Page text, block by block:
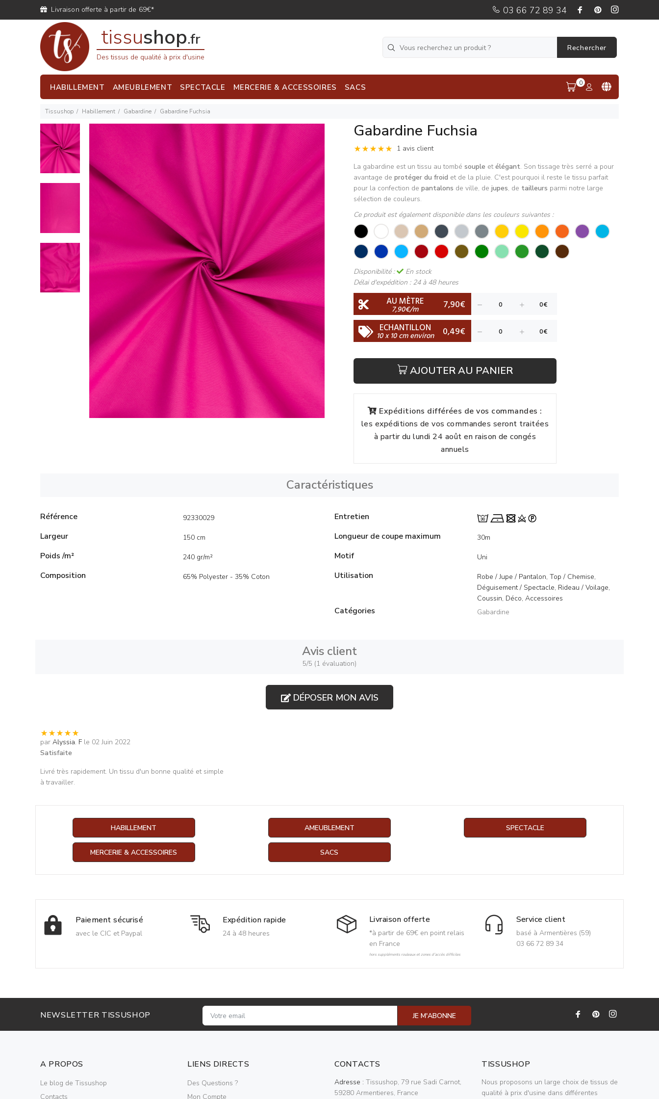
Livraison offerte à partir de 69€* 03 66 72 89 34
tissushop.fr
Des tissus de qualité à prix d'usine
Rechercher
HABILLEMENT AMEUBLEMENT SPECTACLE MERCERIE & ACCESSOIRES SACS 0
Tissushop Habillement Gabardine Gabardine Fuchsia
Gabardine Fuchsia
1 avis client
La gabardine est un tissu au tombé souple etélégant. Son tissage très serré a pour
avantage de protéger du froid et de la pluie. C'est pourquoi il reste le tissu parfait
pour la confection de pantalons de ville, de jupes, de tailleurs parmi notre large
sélection de couleurs.
Ce produit est également disponible dans les couleurs suivantes :
Disponibilité :
En stock
Délai d'expédition : 24 à 48 heures
AU MÈTRE
7,90€/m 7,90€
ECHANTILLON
10 x 10 cm environ 0,49€
AJOUTER AU PANIER
Expéditions différées de vos commandes :
les expéditions de vos commandes seront traitées
à partir du lundi 24 août en raison de congés
annuels
Caractéristiques
Référence 92330029
Largeur 150 cm
Poids /m² 240 gr/m²
Composition 65% Polyester - 35% Coton
Entretien
Longueur de coupe maximum
30m
Motif Uni
Utilisation
Robe / Jupe / Pantalon, Top / Chemise,
Déguisement / Spectacle, Rideau / Voilage,
Coussin, Déco, Accessoires
Catégories Gabardine
Avis client
5/5 (1 évaluation)
DÉPOSER MON AVIS
par Alyssia. F le 02 Juin 2022
Satisfaite
Livré très rapidement. Un tissu d'un bonne qualité et simple
à travailler.
HABILLEMENT AMEUBLEMENT SPECTACLE
MERCERIE & ACCESSOIRES SACS
Paiement sécurisé
avec le CIC et Paypal
Expédition rapide
24 à 48 heures
Livraison offerte
*à partir de 69€ en point relais
en France
hors suppléments rouleaux et zones d'accès difficiles
Service client
basé à Armentières (59)
03 66 72 89 34
NEWSLETTER TISSUSHOP JE M'ABONNE
A PROPOS
Le blog de Tissushop
Contacts
LIENS DIRECTS
Des Questions ?
Mon Compte
CONTACTS
Adresse : Tissushop, 79 rue Sadi Carnot,
59280 Armentieres, France
TISSUSHOP
Nous proposons un large choix de tissus de
qualité à prix d'usine dans différentes